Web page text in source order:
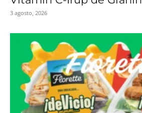
3 agosto, 2026